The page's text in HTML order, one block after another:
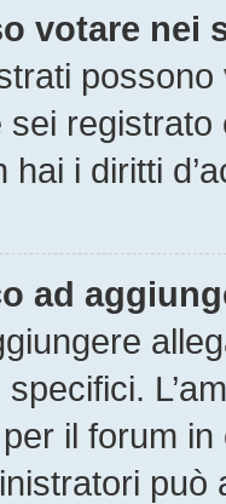
votare nei
sei
hai i diritti
ad
il forum
può